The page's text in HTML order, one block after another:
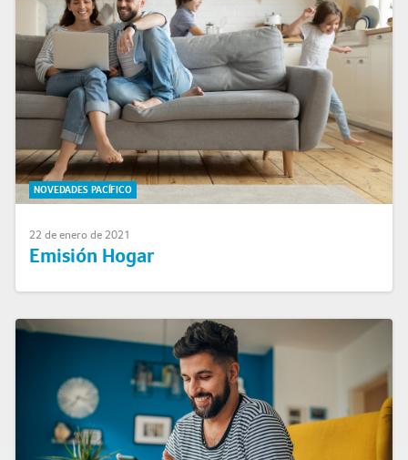
NOVEDADES PACÍFICO
22 de enero de 2021
Emisión Hogar